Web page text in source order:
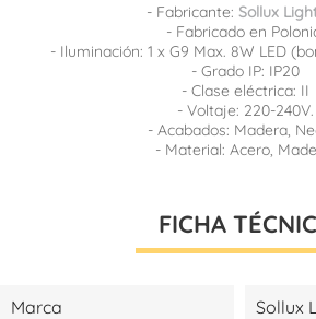
- Fabricante: Sollux
- Fabricado en
- Iluminación: 1 x G9 Max. 8W LED
- Grado IP: IP20
- Clase eléctrica: II
- Voltaje: 220-240V.
- Acabados: Madera,
- Material: Acero,
FICHA
Marca Sollux